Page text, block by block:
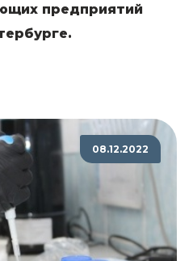
предприятий
08.12.2022